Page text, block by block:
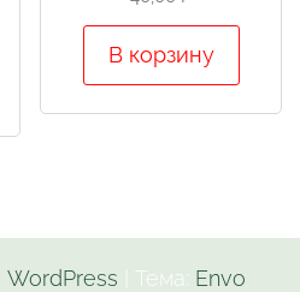
В корзину
WordPress Тема: Envo